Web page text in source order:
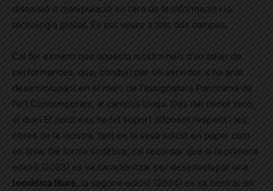
distorsió o manipulació en l’era de la informació i la
tecnologia global. Es pot veure a tots dos campus.
Cal fer esment que aquesta mostra neix d’un taller de
performances, que, conduït per un servidor, s’ha anat
desenvolupant en el marc de l’assignatura Panorama de
l’art Contemporani, al campus Llotja. Des del minut zero,
el diari El Jardí ens ha fet suport difonent l’esperit i les
obres de la mostra, tant en la seva edició en paper com
en línia. De forma sintètica, cal recordar que si la primera
edició (2023) es va caracteritzar per desenvolupar una
temàtica lliure , la segona edició (2024) es va centrar en